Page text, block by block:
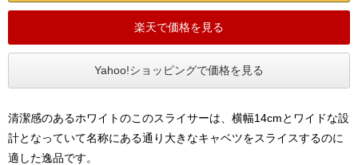
楽天で価格を見る
Yahoo!ショッピングで価格を見る
清潔感のあるホワイトのこのスライサーは、横幅14cmとワイドな設
計となっていて名称にある通り大きなキャベツをスライスするのに
適した逸品です。